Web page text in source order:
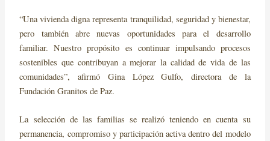
“Una vivienda digna representa tranquilidad, seguridad y bienestar,
pero también abre nuevas oportunidades para el desarrollo
familiar. Nuestro propósito es continuar impulsando procesos
sostenibles que contribuyan a mejorar la calidad de vida de las
comunidades”, afirmó Gina López Gulfo, directora de la
Fundación Granitos de Paz.
La selección de las familias se realizó teniendo en cuenta su
permanencia, compromiso y participación activa dentro del modelo